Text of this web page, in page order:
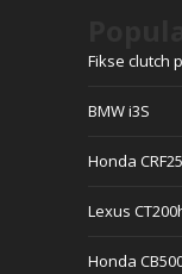
Fikse clutch
BMW i3S
Honda
Lexus
Honda